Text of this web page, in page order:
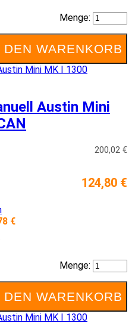
Menge:
DEN WARENKORB
Austin Mini
200,02 €
124,80 €
€
Menge:
DEN WARENKORB